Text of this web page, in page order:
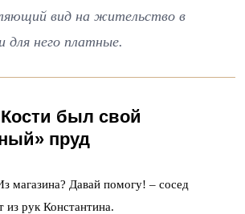
вид на жительство в
для него платные.
был свой
пруд
магазина? Давай помогу! – сосед
из рук Константина.